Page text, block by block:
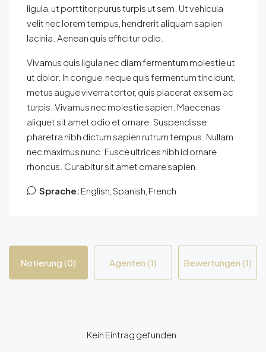
ligula, ut porttitor purus turpis ut sem. Ut vehicula
velit nec lorem tempus, hendrerit aliquam sapien
lacinia. Aenean quis efficitur odio.
Vivamus quis ligula nec diam fermentum molestie ut
ut dolor. In congue, neque quis fermentum tincidunt,
metus augue viverra tortor, quis placerat ex sem ac
turpis. Vivamus nec molestie sapien. Maecenas
aliquet sit amet odio et ornare. Suspendisse
pharetra nibh dictum sapien rutrum tempus. Nullam
nec maximus nunc. Fusce ultrices nibh id ornare
rhoncus. Curabitur sit amet ornare sapien.
Sprache: English, Spanish, French
Notierung (0) Agenten (1) Bewertungen (1)
Kein Eintrag gefunden.